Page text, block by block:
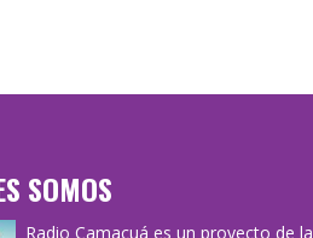
SOMOS
Radio Camacuá es un proyecto de la